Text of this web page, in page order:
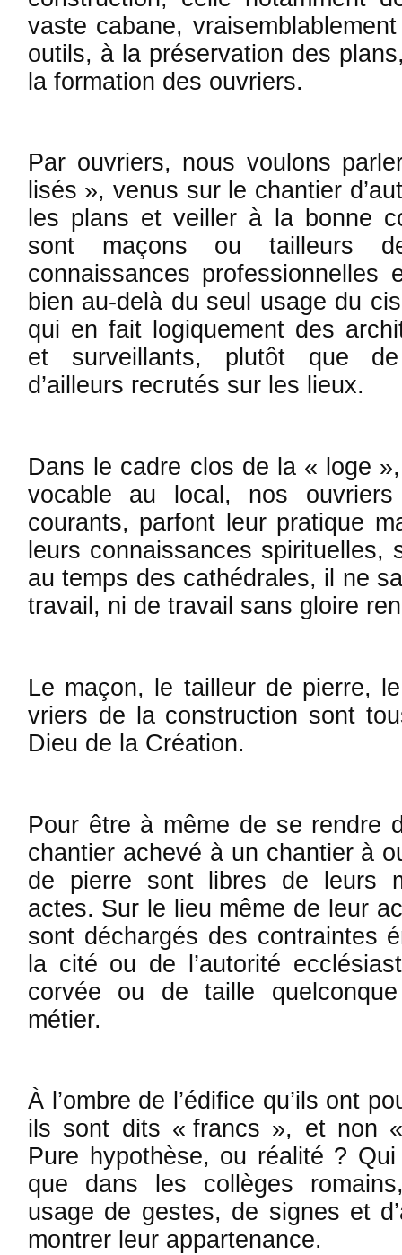
vaste cabane,
outils, à la préservation des
la formation des ouvriers.
Par ouvriers, nous voulons
lisés », venus sur le chantier
les plans et veiller à la bonne
sont maçons ou tailleurs
connaissances professionnelles
bien au-delà du seul usage du
qui en fait logiquement des
et surveil­lants, plutôt que
d’ailleurs recrutés sur les lieux.
Dans le cadre clos de la « loge
vocable au local, nos
courants, par­font leur pratique
leurs con­nais­sances
au temps des cathédrales, il ne
travail, ni de travail sans gloire
Le maçon, le tailleur de pierre,
vriers de la construction sont
Dieu de la Création.
Pour être à même de se rendre
chantier achevé à un chantier à
de pierre sont libres de leurs
actes. Sur le lieu même de leur
sont déchargés des contraintes
la cité ou de l’autorité
corvée ou de taille
métier.
À l’ombre de l’édifice qu’ils ont
ils sont dits « francs », et non
Pure hypothèse, ou réalité ?
que dans les collèges
usage de ges­tes, de signes et
montrer leur appartenance.